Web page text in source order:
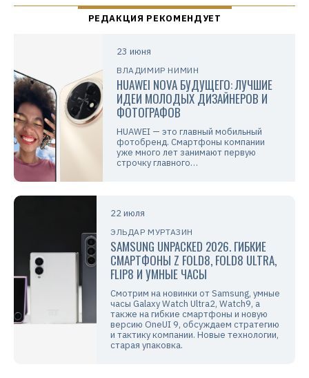
23 июня
ВЛАДИМИР НИМИН
HUAWEI NOVA БУДУЩЕГО: ЛУЧШИЕ
ИДЕИ МОЛОДЫХ ДИЗАЙНЕРОВ И
ФОТОГРАФОВ
HUAWEI — это главный мобильный
фотобренд. Смартфоны компании
уже много лет занимают первую
строчку главного…
22 июля
ЭЛЬДАР МУРТАЗИН
SAMSUNG UNPACKED 2026. ГИБКИЕ
СМАРТФОНЫ Z FOLD8, FOLD8 ULTRA,
FLIP8 И УМНЫЕ ЧАСЫ
Смотрим на новинки от Samsung, умные
часы Galaxy Watch Ultra2, Watch9, а
также на гибкие смартфоны и новую
версию OneUI 9, обсуждаем стратегию
и тактику компании. Новые технологии,
старая упаковка.